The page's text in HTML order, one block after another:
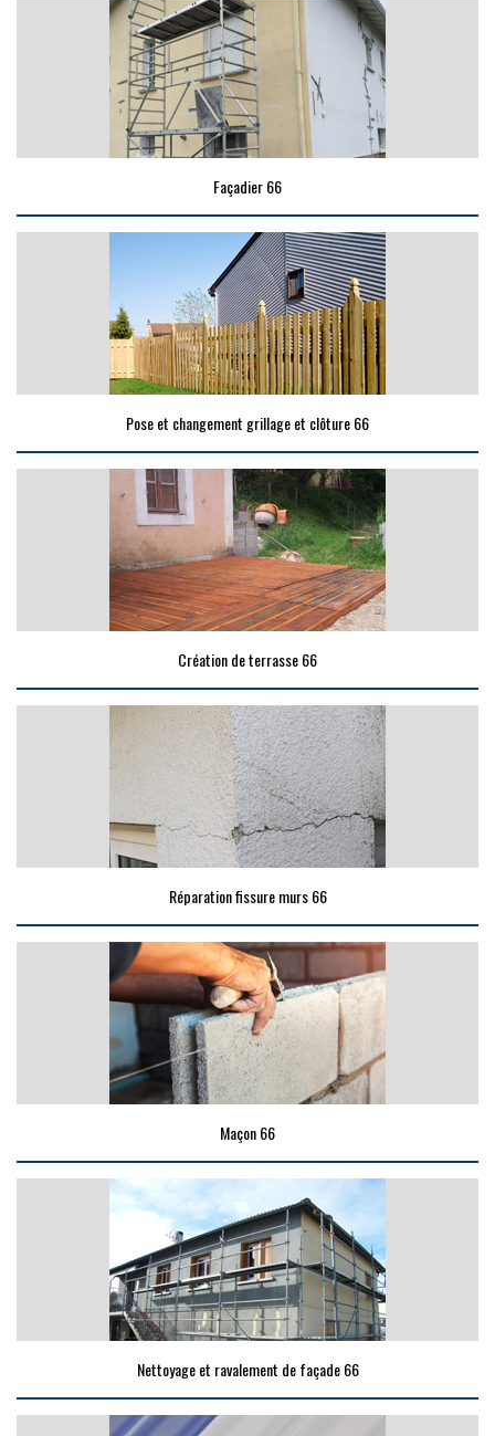
Façadier 66
Pose et changement grillage et clôture 66
Création de terrasse 66
Réparation fissure murs 66
Maçon 66
Nettoyage et ravalement de façade 66